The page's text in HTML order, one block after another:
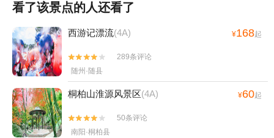
看了该景点的人还看了
西游记漂流(4A) ¥168起


289条评论
随州·随县
桐柏山淮源风景区(4A) ¥60起


50条评论
南阳·桐柏县